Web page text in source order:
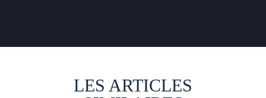
LES ARTICLES